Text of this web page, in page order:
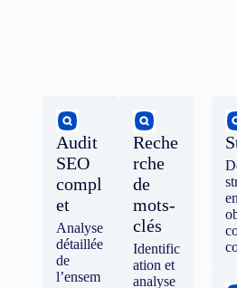
Audit
SEO
compl
et
Analyse
détaillée
de
l’ensem
Reche
rche
de
mots-
clés
Identific
ation et
analyse